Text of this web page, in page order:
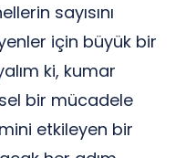
sayısını
için büyük bir
ki, kumar
bir mücadele
etkileyen bir